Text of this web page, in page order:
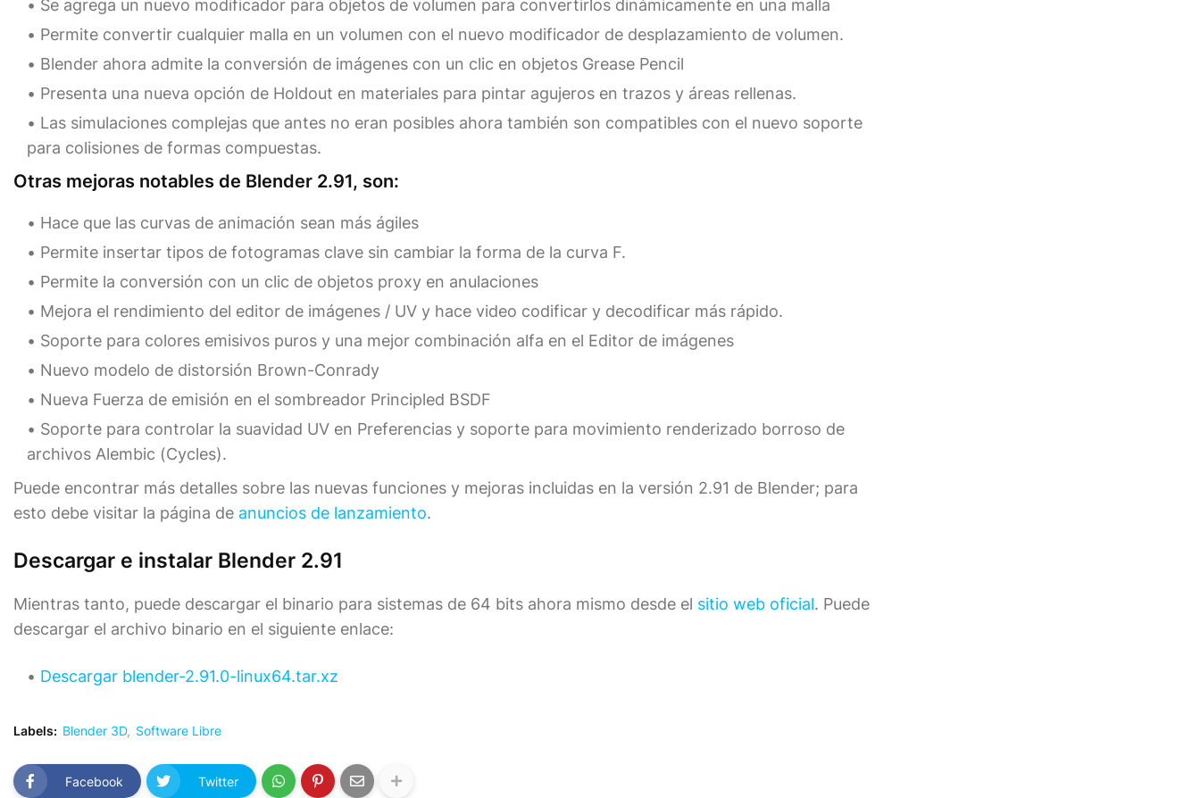
Se agrega un nuevo modificador para objetos de volumen para convertirlos dinámicamente en una malla
Permite convertir cualquier malla en un volumen con el nuevo modificador de desplazamiento de volumen.
Blender ahora admite la conversión de imágenes con un clic en objetos Grease Pencil
Presenta una nueva opción de Holdout en materiales para pintar agujeros en trazos y áreas rellenas.
Las simulaciones complejas que antes no eran posibles ahora también son compatibles con el nuevo soporte
para colisiones de formas compuestas.
Otras mejoras notables de Blender 2.91, son:
Hace que las curvas de animación sean más ágiles
Permite insertar tipos de fotogramas clave sin cambiar la forma de la curva F.
Permite la conversión con un clic de objetos proxy en anulaciones
Mejora el rendimiento del editor de imágenes / UV y hace video codificar y decodificar más rápido.
Soporte para colores emisivos puros y una mejor combinación alfa en el Editor de imágenes
Nuevo modelo de distorsión Brown-Conrady
Nueva Fuerza de emisión en el sombreador Principled BSDF
Soporte para controlar la suavidad UV en Preferencias y soporte para movimiento renderizado borroso de
archivos Alembic (Cycles).
Puede encontrar más detalles sobre las nuevas funciones y mejoras incluidas en la versión 2.91 de Blender; para
esto debe visitar la página de anuncios de lanzamiento.
Descargar e instalar Blender 2.91
Mientras tanto, puede descargar el binario para sistemas de 64 bits ahora mismo desde el sitio web oficial. Puede
descargar el archivo binario en el siguiente enlace:
Descargar blender-2.91.0-linux64.tar.xz
Labels: Blender 3D Software Libre
Facebook Twitter